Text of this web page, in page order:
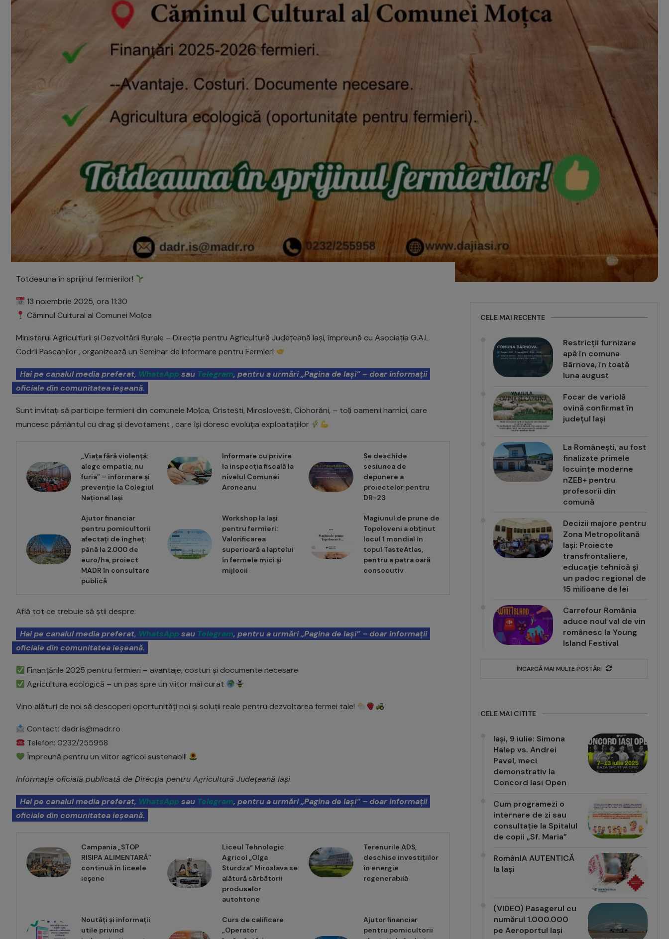
Totdeauna în sprijinul fermierilor!
13 noiembrie 2025, ora 11:30
Căminul Cultural al Comunei Moṭca
Ministerul Agriculturii și Dezvoltării Rurale – Direcția pentru Agricultură Județeană Iași, împreună cu Asociația G.A.L.
Codrii Pascanilor , organizează un Seminar de Informare pentru Fermieri
Hai pe canalul media preferat, WhatsAppsau Telegram, pentru a urmări „Pagina de Iași” – doar informații
oficiale din comunitatea ieșeană.
Sunt invitați să participe fermierii din comunele Moṭca, Cristeṣti, Mirosloveṣti, Ciohorăni, – toṭi oamenii harnici, care
muncesc pământul cu drag și devotament , care își doresc evoluția exploatațiilor
„Viața fără violență:
alege empatia, nu
furia” – informare și
prevenție la Colegiul
Național Iași
Informare cu privire
la inspecția fiscală la
nivelul Comunei
Aroneanu
Se deschide
sesiunea de
depunere a
proiectelor pentru
DR-23
Ajutor financiar
pentru pomicultorii
afectați de îngheț:
până la 2.000 de
euro/ha, proiect
MADR în consultare
publică
Workshop la Iași
pentru fermieri:
Valorificarea
superioară a laptelui
în fermele mici și
mijlocii
Magiunul de prune de
Topoloveni a obținut
locul 1 mondial în
topul TasteAtlas,
pentru a patra oară
consecutiv
Află tot ce trebuie să știi despre:
Hai pe canalul media preferat, WhatsAppsau Telegram, pentru a urmări „Pagina de Iași” – doar informații
oficiale din comunitatea ieșeană.
Finanțările 2025 pentru fermieri – avantaje, costuri și documente necesare
Agricultura ecologică – un pas spre un viitor mai curat
Vino alături de noi să descoperi oportunități noi și soluții reale pentru dezvoltarea fermei tale!
Contact: dadr.is@madr.ro
Telefon: 0232/255958
Împreună pentru un viitor agricol sustenabil!
Informație oficială publicată de Direcția pentru Agricultură Județeană Iași
Hai pe canalul media preferat, WhatsAppsau Telegram, pentru a urmări „Pagina de Iași” – doar informații
oficiale din comunitatea ieșeană.
Campania „STOP
RISIPA ALIMENTARĂ”
continuă în liceele
ieșene
Liceul Tehnologic
Agricol „Olga
Sturdza” Miroslava se
alătură sărbătorii
produselor
autohtone
Terenurile ADS,
deschise investițiilor
în energie
regenerabilă
Noutăți și informații
utile privind
Curs de calificare
„Operator
Ajutor financiar
pentru pomicultorii
CELE MAI RECENTE
Restricții furnizare
apă în comuna
Bârnova, în toată
luna august
Focar de variolă
ovină confirmat în
județul Iași
La Românești, au fost
finalizate primele
locuințe moderne
nZEB+ pentru
profesorii din
comună
Decizii majore pentru
Zona Metropolitană
Iași: Proiecte
transfrontaliere,
educație tehnică și
un padoc regional de
15 milioane de lei
Carrefour România
aduce noul val de vin
românesc la Young
Island Festival
ÎNCARCĂ MAI MULTE POSTĂRI
CELE MAI CITITE
Iași, 9 iulie: Simona
Halep vs. Andrei
Pavel, meci
demonstrativ la
Concord Iasi Open
Cum programezi o
internare de zi sau
consultație la Spitalul
de copii „Sf. Maria”
RomânIA AUTENTICĂ
la Iași
(VIDEO) Pasagerul cu
numărul 1.000.000
pe Aeroportul Iași